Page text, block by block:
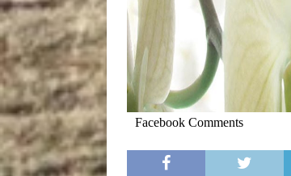
Facebook Comments